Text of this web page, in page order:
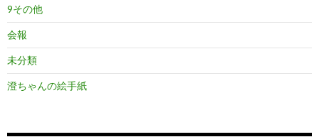
9その他
会報
未分類
澄ちゃんの絵手紙